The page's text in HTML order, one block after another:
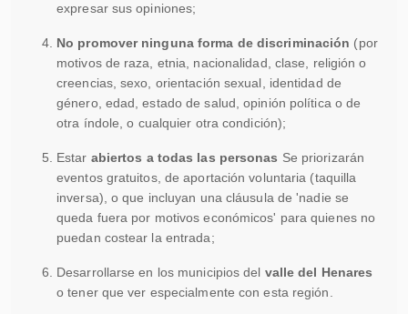
expresar sus opiniones;
No promover ninguna forma de discriminación (por
motivos de raza, etnia, nacionalidad, clase, religión o
creencias, sexo, orientación sexual, identidad de
género, edad, estado de salud, opinión política o de
otra índole, o cualquier otra condición);
Estar abiertos a todas las personas Se priorizarán
eventos gratuitos, de aportación voluntaria (taquilla
inversa), o que incluyan una cláusula de 'nadie se
queda fuera por motivos económicos' para quienes no
puedan costear la entrada;
Desarrollarse en los municipios del valle del Henares
o tener que ver especialmente con esta región.